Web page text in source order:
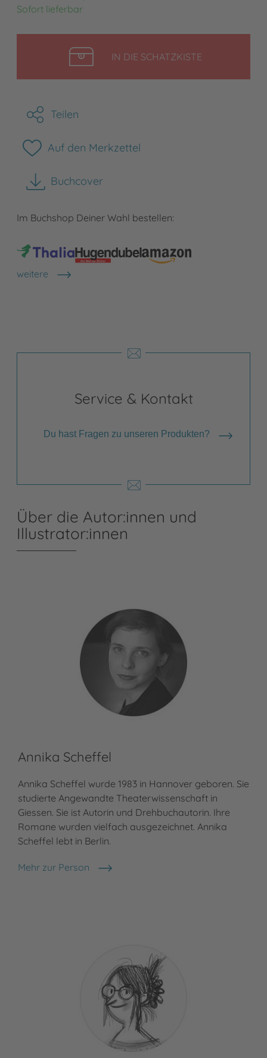
Sofort lieferbar
IN DIE SCHATZKISTELEGEN
Teilen
Auf den Merkzettel
Buchcover
herunterladen
Im Buchshop Deiner Wahl bestellen:
weitere
Shops anzeigen
Service & Kontakt
Du hast Fragen zu unseren Produkten?
Über die Autor:innen und
Illustrator:innen
Annika Scheffel
Annika Scheffel wurde 1983 in Hannover geboren. Sie
studierte Angewandte Theaterwissenschaft in
Giessen. Sie ist Autorin und Drehbuchautorin. Ihre
Romane wurden vielfach ausgezeichnet. Annika
Scheffel lebt in Berlin.
Mehr zur Person
Annika Scheffel